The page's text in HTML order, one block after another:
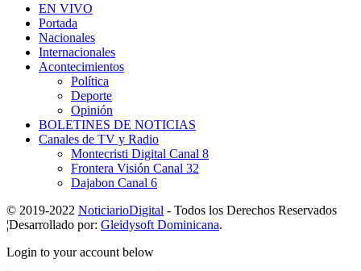
EN VIVO
Portada
Nacionales
Internacionales
Acontecimientos
Política
Deporte
Opinión
BOLETINES DE NOTICIAS
Canales de TV y Radio
Montecristi Digital Canal 8
Frontera Visión Canal 32
Dajabon Canal 6
© 2019-2022 NoticiarioDigital - Todos los Derechos Reservados
¦Desarrollado por: Gleidysoft Dominicana.
Login to your account below